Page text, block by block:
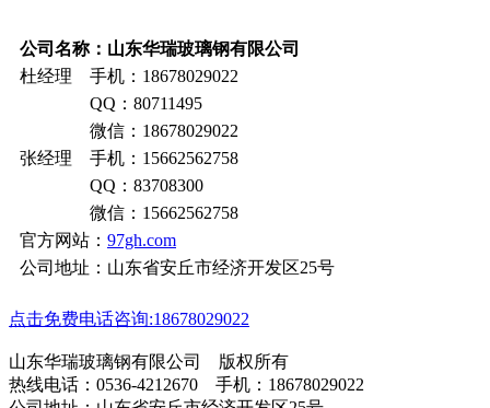
公司名称：山东华瑞玻璃钢有限公司
杜经理 手机：18678029022
QQ：80711495
微信：18678029022
张经理 手机：15662562758
QQ：83708300
微信：15662562758
官方网站： 97gh.com
公司地址：山东省安丘市经济开发区25号
点击免费电话咨询:18678029022
山东华瑞玻璃钢有限公司 版权所有
热线电话：0536-4212670 手机：18678029022